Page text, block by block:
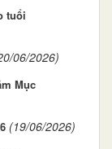
tuổi
06/2026)
Mục
(19/06/2026)